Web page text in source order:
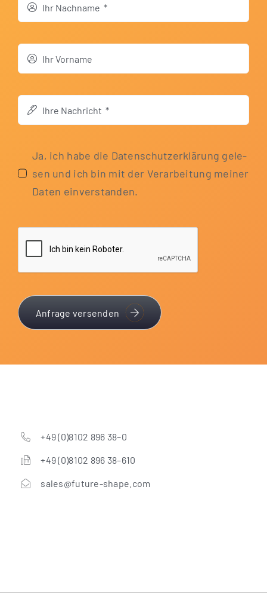
Ja, ich habe die Daten­schutz­er­klä­rung gele­
sen und ich bin mit der Ver­ar­bei­tung mei­ner
Daten einverstanden.
Anfrage versenden
+49 (0)8102 896 38–0
+49 (0)8102 896 38–610
sales@future-shape.com